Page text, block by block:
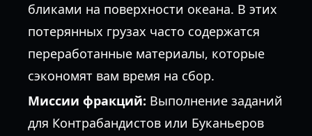
бликами на поверхности океана. В этих
потерянных грузах часто содержатся
переработанные материалы, которые
сэкономят вам время на сбор.
Миссии фракций: Выполнение заданий
для Контрабандистов или Буканьеров